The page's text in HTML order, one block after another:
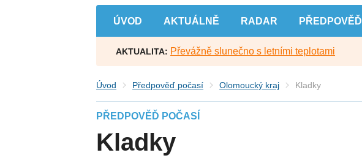
ÚVOD AKTUÁLNĚ RADAR PŘEDPOVĚĎ
AKTUALITA: Převážně slunečno s letními teplotami
Úvod Předpověď počasí Olomoucký kraj Kladky
PŘEDPOVĚĎ POČASÍ
Kladky